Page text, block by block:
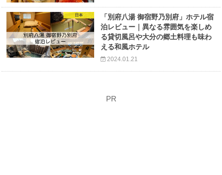
日本
「別府八湯 御宿野乃別府」ホテル宿
泊レビュー｜異なる雰囲気を楽しめ
る貸切風呂や大分の郷土料理も味わ
える和風ホテル
2024.01.21
PR